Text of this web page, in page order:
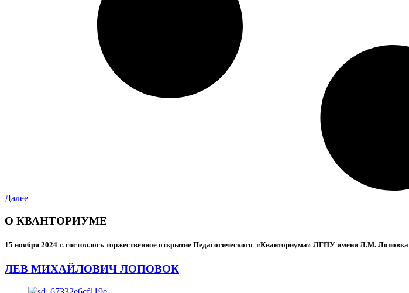
Далее
О КВАНТОРИУМЕ
15 ноября 2024 г. состоялось торжественное открытие Педагогического «Кванториума» ЛГПУ имени Л.М. Лоповка
ЛЕВ МИХАЙЛОВИЧ ЛОПОВОК